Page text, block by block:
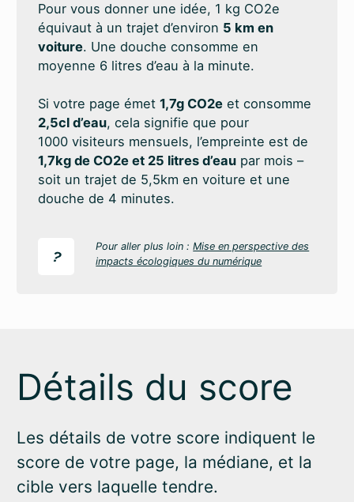
Pour vous donner une idée, 1 kg CO2e
équivaut à un trajet d’environ 5 km en
voiture. Une douche consomme en
moyenne 6 litres d’eau à la minute.
Si votre page émet 1,7g CO2eet consomme
2,5cl d’eau, cela signifie que pour
1000 visiteurs mensuels, l’empreinte est de
1,7kg de CO2e et 25 litres d’eaupar mois –
soit un trajet de 5,5km en voiture et une
douche de 4 minutes.
?
Pour aller plus loin :Mise en perspective des
impacts écologiques du numérique
Détails du score
Les détails de votre score indiquent le
score de votre page, la médiane, et la
cible vers laquelle tendre.